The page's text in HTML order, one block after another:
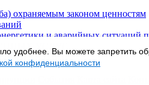
охраняемым законом ценностям
и аварийных ситуаций
УСЛУГ
ПРАКТИКЕ
удобнее. Вы можете запретить
конфиденциальности